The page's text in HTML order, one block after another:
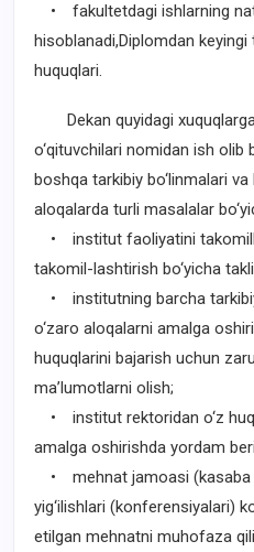
• fakultetdagi ishlarning
hisoblanadi,Diplomdan keyingi
huquqlari.
Dekan quyidagi
o‘qituvchilari nomidan ish olib
boshqa tarkibiy bo‘linmalari
aloqalarda turli masalalar
• institut faoliyatini
takomil-lashtirish bo‘yicha
• institutning barcha
o‘zaro aloqalarni amalga
huquqlarini bajarish uchun
ma’lumotlarni olish;
• institut rektoridan o‘z
amalga oshirishda yordam
• mehnat jamoasi (kasaba
yig‘ilishlari (konferensiyalari)
etilgan mehnatni muhofaza